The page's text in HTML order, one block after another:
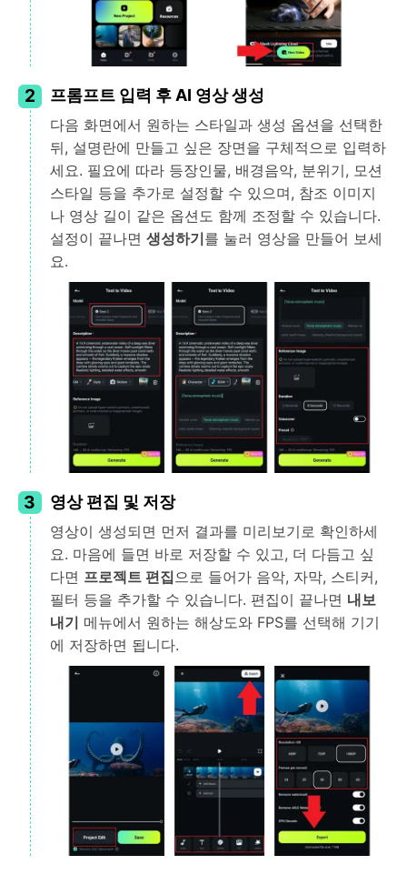
2 프롬프트 입력 후 AI 영상 생성
다음 화면에서 원하는 스타일과 생성 옵션을 선택한
뒤, 설명란에 만들고 싶은 장면을 구체적으로 입력하
세요. 필요에 따라 등장인물, 배경음악, 분위기, 모션
스타일 등을 추가로 설정할 수 있으며, 참조 이미지
나 영상 길이 같은 옵션도 함께 조정할 수 있습니다.
설정이 끝나면생성하기를 눌러 영상을 만들어 보세
요.
3 영상 편집 및 저장
영상이 생성되면 먼저 결과를 미리보기로 확인하세
요. 마음에 들면 바로 저장할 수 있고, 더 다듬고 싶
다면 프로젝트 편집으로 들어가 음악, 자막, 스티커,
필터 등을 추가할 수 있습니다. 편집이 끝나면 내보
내기 메뉴에서 원하는 해상도와 FPS를 선택해 기기
에 저장하면 됩니다.